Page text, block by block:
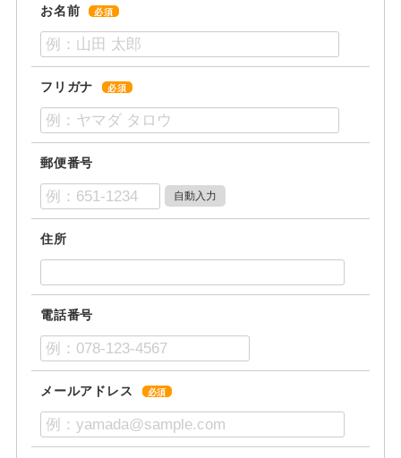
お名前 必須
フリガナ 必須
郵便番号
住所
電話番号
メールアドレス 必須